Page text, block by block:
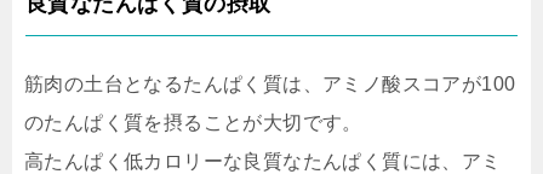
筋肉の土台となるたんぱく質は、アミノ酸スコアが100
のたんぱく質を摂ることが大切です。
高たんぱく低カロリーな良質なたんぱく質には、アミ